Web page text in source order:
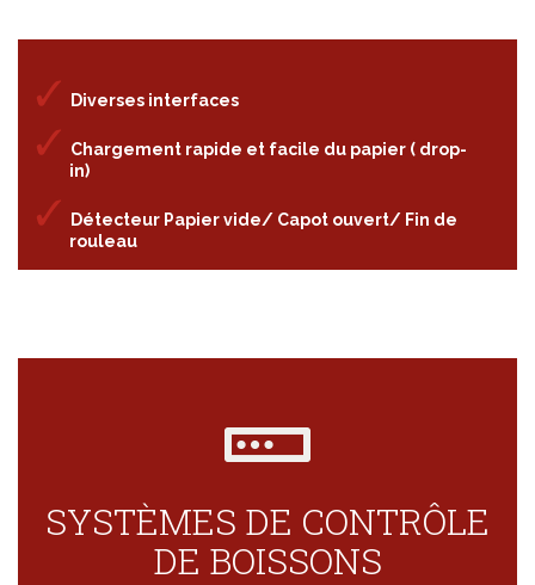
Diverses interfaces
Chargement rapide et facile du papier ( drop-
in)
Détecteur Papier vide/ Capot ouvert/ Fin de
rouleau
SYSTÈMES DE CONTRÔLE
DE BOISSONS